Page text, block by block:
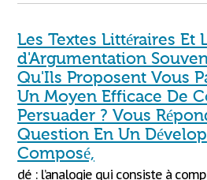
Les Textes Littéraires Et
d'Argumentation
Qu'Ils Proposent Vous
Un Moyen Efficace De
Persuader ? Vous
Question En Un
Composé,
dé : l’analogie qui consiste à